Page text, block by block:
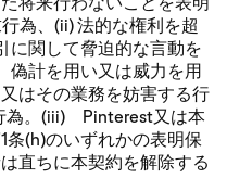
為、(ii) 法的な権利を超
に関して脅迫的な言動を
偽計を用い又は威力を用
はその業務を妨害する行
為。(iii) Pinterest又は本
条(h)のいずれかの表明保
直ちに本契約を解除する